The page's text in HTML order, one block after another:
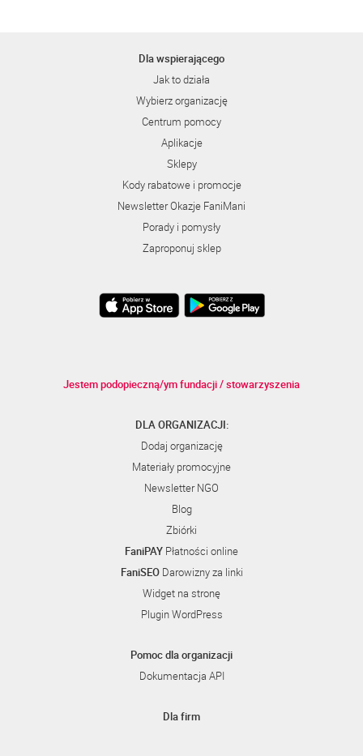
Dla wspierającego
Jak to działa
Wybierz organizację
Centrum pomocy
Aplikacje
Sklepy
Kody rabatowe i promocje
Newsletter Okazje FaniMani
Porady i pomysły
Zaproponuj sklep
Jestem podopieczną/ym fundacji / stowarzyszenia
DLA ORGANIZACJI:
Dodaj organizację
Materiały promocyjne
Newsletter NGO
Blog
Zbiórki
FaniPAY Płatności online
FaniSEODarowizny za linki
Widget na stronę
Plugin WordPress
Pomoc dla organizacji
Dokumentacja API
Dla firm